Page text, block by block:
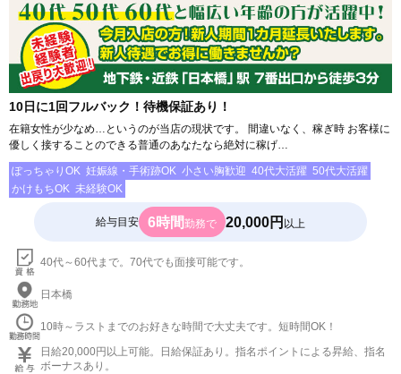
10日に1回フルバック！待機保証あり！
在籍女性が少なめ…というのが当店の現状です。 間違いなく、稼ぎ時 お客様に
優しく接することのできる普通のあなたなら絶対に稼げ…
ぽっちゃりOK 妊娠線・手術跡OK 小さい胸歓迎 40代大活躍 50代大活躍
かけもちOK 未経験OK
給与目安 6時間勤務で 20,000円 以上
40代～60代まで。70代でも面接可能です。
日本橋
10時～ラストまでのお好きな時間で大丈夫です。短時間OK！
日給20,000円以上可能。日給保証あり。指名ポイントによる昇給、指名
ボーナスあり。